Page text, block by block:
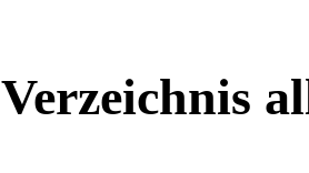
Verzeichnis